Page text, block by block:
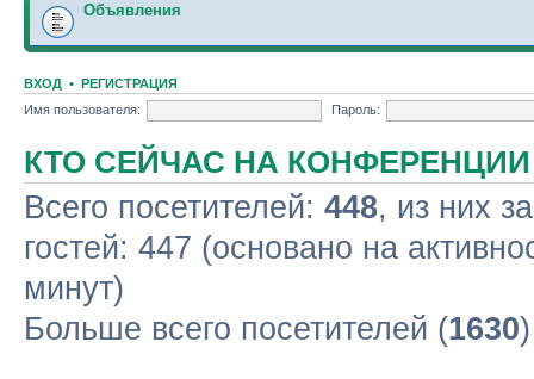
Объявления
ВХОД • РЕГИСТРАЦИЯ
Имя пользователя:
Пароль:
КТО СЕЙЧАС НА КОНФЕРЕНЦИИ
Всего посетителей: 448, из них
гостей: 447 (основано на
минут)
Больше всего посетителей (1630